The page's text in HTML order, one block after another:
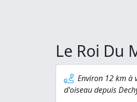
Le Roi Du
Environ 12 km à
d'oiseau depuis